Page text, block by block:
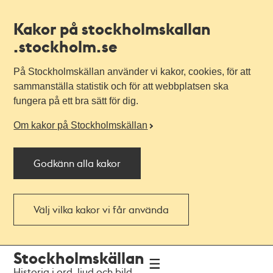
Kakor på stockholmskallan
.stockholm.se
På Stockholmskällan använder vi kakor, cookies, för att
sammanställa statistik och för att webbplatsen ska
fungera på ett bra sätt för dig.
Om kakor på Stockholmskällan
Godkänn alla kakor
Välj vilka kakor vi får använda
navigationen
huvudinnehållet
Stockholmskällan